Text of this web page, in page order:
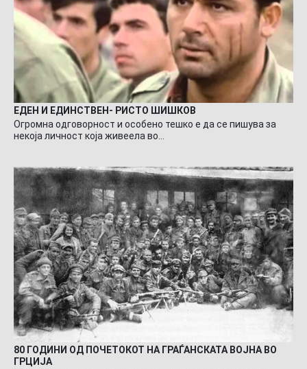
ЕДЕН И ЕДИНСТВЕН- РИСТО ШИШКОВ
Огромна одговорност и особено тешко е да се пишува за
некоја личност која живеела во…
80 ГОДИНИ ОД ПОЧЕТОКОТ НА ГРАЃАНСКАТА ВОЈНА ВО
ГРЦИЈА